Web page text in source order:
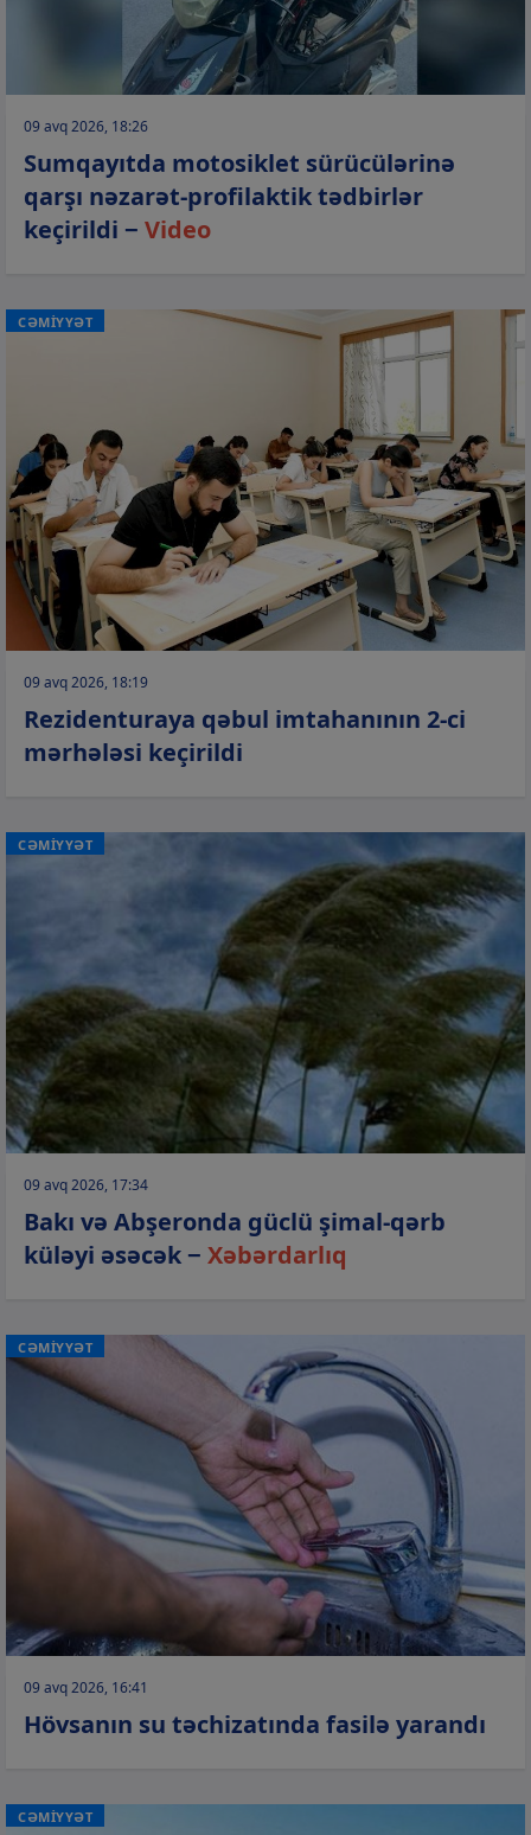
09 avq 2026, 18:26
Sumqayıtda motosiklet sürücülərinə
qarşı nəzarət-profilaktik tədbirlər
keçirildi − Video
CƏMİYYƏT
09 avq 2026, 18:19
Rezidenturaya qəbul imtahanının 2-ci
mərhələsi keçirildi
CƏMİYYƏT
09 avq 2026, 17:34
Bakı və Abşeronda güclü şimal-qərb
küləyi əsəcək − Xəbərdarlıq
CƏMİYYƏT
09 avq 2026, 16:41
Hövsanın su təchizatında fasilə yarandı
CƏMİYYƏT